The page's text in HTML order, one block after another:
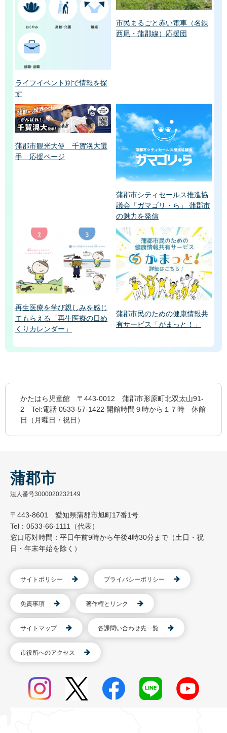
ライフイベント別で情報を探
す
市民まるごと赤い電車（名鉄
西尾・蒲郡線）応援団
蒲郡市観光大使 千賀滉大選
手 応援ページ
蒲郡市シティセールス推進協
議会「ガマゴリ・ら」 蒲郡市
の魅力を発信
再生医療を学び親しみを感じ
てもらえる「再生医療の日め
くりカレンダー」
蒲郡市民のための健康情報共
有サービス「がまっと！」
かたはら児童館 〒443-0012 蒲郡市形原町北双太山91-
2 Tel:電話 0533-57-1422 開館時間９時から１７時 休館
日（月曜日・祝日）
蒲郡市
法人番号3000020232149
〒443-8601 愛知県蒲郡市旭町17番1号
Tel：0533-66-1111（代表）
窓口応対時間：平日午前9時から午後4時30分まで（土日・祝
日・年末年始を除く）
サイトポリシー プライバシーポリシー
免責事項 著作権とリンク
サイトマップ 各課問い合わせ先一覧
市役所へのアクセス